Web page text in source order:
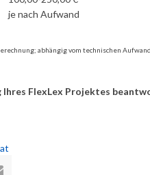
je nach Aufwand
abhängig vom technischen Aufwand.
Ihres FlexLex Projektes